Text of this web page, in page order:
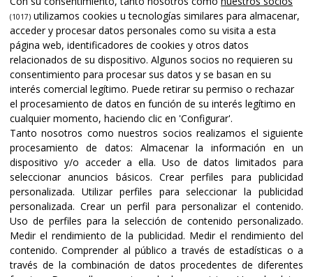
Certificaciones y acreditaciones
(1017) utilizamos cookies u tecnologías similares para almacenar,
acceder y procesar datos personales como su visita a esta
página web, identificadores de cookies y otros datos
relacionados de su dispositivo. Algunos socios no requieren su
consentimiento para procesar sus datos y se basan en su
interés comercial legítimo. Puede retirar su permiso o rechazar
el procesamiento de datos en función de su interés legítimo en
cualquier momento, haciendo clic en 'Configurar'.
Tanto nosotros como nuestros socios realizamos el siguiente
procesamiento de datos: Almacenar la información en un
dispositivo y/o acceder a ella. Uso de datos limitados para
seleccionar anuncios básicos.Crear perfiles para publicidad
personalizada. Utilizar perfiles para seleccionar la publicidad
personalizada.Crear un perfil para personalizar el contenido.
Uso de perfiles para la selección de contenido personalizado.
Medir el rendimiento de la publicidad. Medir el rendimiento del
contenido.Comprender al público a través de estadísticas o a
través de la combinación de datos procedentes de diferentes